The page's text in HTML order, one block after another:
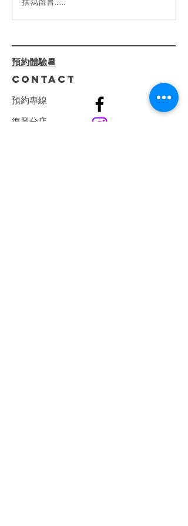
屏障受損、深層乾燥、泛紅刺
🔸...
撰寫留言......
預約體驗📆
CONTACT
預約專線
復興分店